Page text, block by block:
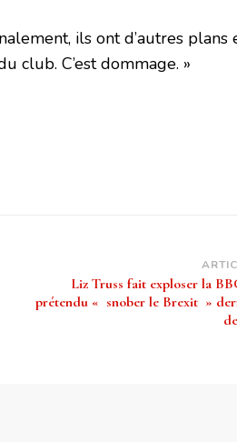
ils ont d’autres plans
club. C’est dommage. »
Liz Truss fait exploser la
prétendu « snober le Brexit »